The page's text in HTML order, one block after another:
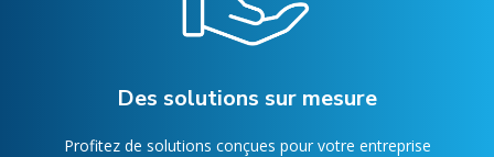
Des solutions sur mesure
Profitez de solutions conçues pour votre entreprise